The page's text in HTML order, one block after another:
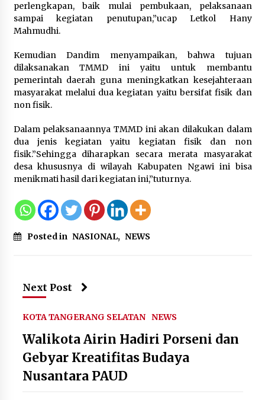
Gratis, Kakanwil: Pencatatan Hak
Cipta Musik Kini Rp0
9 Agustus 2026
RI dan Hari Pengayoman ke-81
melalui Fun Walk di Ternate
9 Agustus 2026
Registrasi Indonesia Sports Summit
2026 Resmi Dibuka, Siap Hadirkan
Pengalaman Beyond the Game
Piala AFF 2026
8 Agustus 2026
Penanganan Kebakaran Gedung
perlengkapan, baik mulai pembukaan, pelaksanaan
sampai kegiatan penutupan,”ucap Letkol Hany
Mahmudhi.
Kemudian Dandim menyampaikan, bahwa tujuan
dilaksanakan TMMD ini yaitu untuk membantu
pemerintah daerah guna meningkatkan kesejahteraan
masyarakat melalui dua kegiatan yaitu bersifat fisik dan
non fisik.
Dalam pelaksanaannya TMMD ini akan dilakukan dalam
dua jenis kegiatan yaitu kegiatan fisik dan non
fisik.”Sehingga diharapkan secara merata masyarakat
desa khususnya di wilayah Kabupaten Ngawi ini bisa
menikmati hasil dari kegiatan ini,”tuturnya.
Posted in NASIONAL, NEWS
Next Post
KOTA TANGERANG SELATAN NEWS
Walikota Airin Hadiri Porseni dan
Gebyar Kreatifitas Budaya
Nusantara PAUD